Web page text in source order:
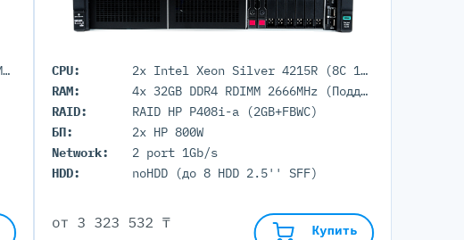
2x Intel Xeon Gold 5317 (12C 18M Cache 3.0GHz)
CPU:
2x Intel Xeon Silver 4215R (8C 11M Cache 3.20 GHz)
RAM:
4x 32GB DDR4 RDIMM 2666MHz (Поддержка до 3TB максимально, 24 DIMM портов)
RAID:
RAID HP P408i-a (2GB+FBWC)
БП:
2x HP 800W
Network:
2 port 1Gb/s
HDD:
noHDD (до 8 HDD 2.5'' SFF)
от 3 323 532 ₸ Купить